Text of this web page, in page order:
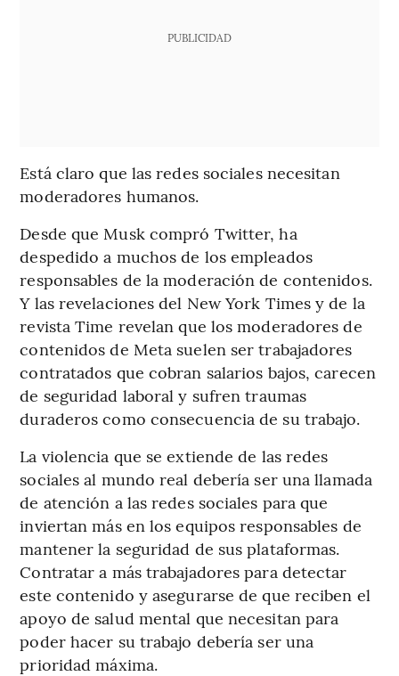
PUBLICIDAD
Está claro que las redes sociales necesitan
moderadores humanos.
Desde que Musk compró Twitter, ha
despedido a muchos de los empleados
responsables de la moderación de contenidos.
Y las revelaciones del New York Times y de la
revista Time revelan que los moderadores de
contenidos de Meta suelen ser trabajadores
contratados que cobran salarios bajos, carecen
de seguridad laboral y sufren traumas
duraderos como consecuencia de su trabajo.
La violencia que se extiende de las redes
sociales al mundo real debería ser una llamada
de atención a las redes sociales para que
inviertan más en los equipos responsables de
mantener la seguridad de sus plataformas.
Contratar a más trabajadores para detectar
este contenido y asegurarse de que reciben el
apoyo de salud mental que necesitan para
poder hacer su trabajo debería ser una
prioridad máxima.